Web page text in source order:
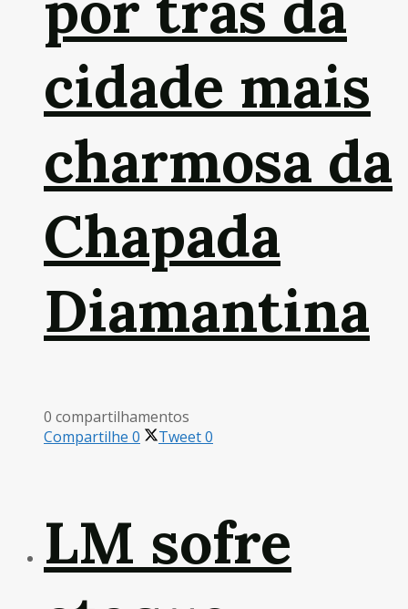
cidade mais
charmosa da
Chapada
Diamantina
0 compartilhamentos
Compartilhe 0 Tweet0
LM sofre